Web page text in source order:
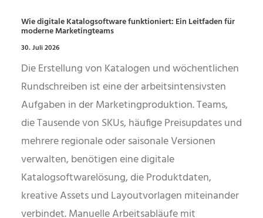
Wie digitale Katalogsoftware funktioniert: Ein Leitfaden für
moderne Marketingteams
30. Juli 2026
Die Erstellung von Katalogen und wöchentlichen
Rundschreiben ist eine der arbeitsintensivsten
Aufgaben in der Marketingproduktion. Teams,
die Tausende von SKUs, häufige Preisupdates und
mehrere regionale oder saisonale Versionen
verwalten, benötigen eine digitale
Katalogsoftwarelösung, die Produktdaten,
kreative Assets und Layoutvorlagen miteinander
verbindet. Manuelle Arbeitsabläufe mit